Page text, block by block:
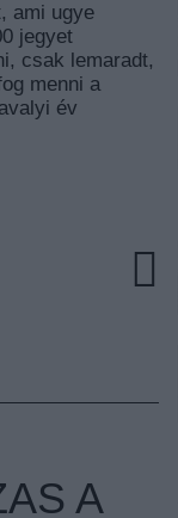
ami ugye
jegyet
csak lemaradt,
menni a
év
A